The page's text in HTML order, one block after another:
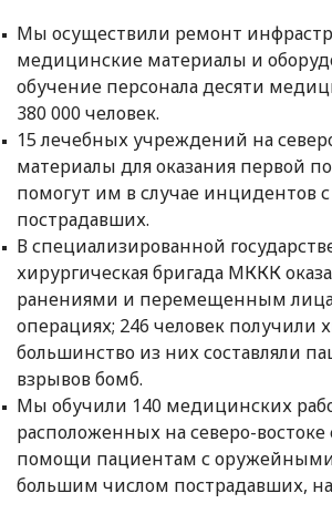
Мы осуществили ремонт
медицинские материалы и
обучение персонала десяти
380 000 человек.
15 лечебных учреждений на
материалы для оказания первой
помогут им в случае инцидентов
пострадавших.
В специализированной
хирургическая бригада МККК
ранениями и перемещенным
операциях; 246 человек
большинство из них составляли
взрывов бомб.
Мы обучили 140 медицинских
расположенных на северо-
помощи пациентам с
большим числом пострадавших,